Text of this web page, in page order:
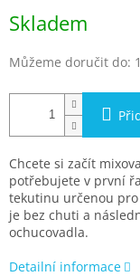
cena:
Skladem
Můžeme doručit do:
Chcete si začít
potřebujete v první
tekutinu určenou
je bez chuti a
ochucovadla.
Detailní informace